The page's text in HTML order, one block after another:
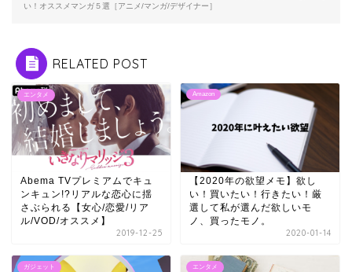
い！オススメマンガ５選［アニメ/マンガ/デザイナー］
RELATED POST
エンタメ
Abema TVプレミアムでキュ
ンキュン!?リアルな恋心に揺
さぶられる【女心/恋愛/リア
ル/VOD/オススメ】
2019-12-25
Amazon
【2020年の欲望メモ】欲し
い！買いたい！行きたい！厳
選して私が選んだ欲しいモ
ノ、買ったモノ。
2020-01-14
ガジェット エンタメ